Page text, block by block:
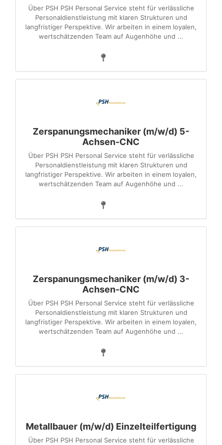
Über PSH PSH Personal Service steht für verlässliche
Personaldienstleistung mit klaren Strukturen und
langfristiger Perspektive. Wir arbeiten in einem loyalen,
wertschätzenden Team auf Augenhöhe und ...
Zerspanungsmechaniker (m/w/d) 5-
Achsen-CNC
Über PSH PSH Personal Service steht für verlässliche
Personaldienstleistung mit klaren Strukturen und
langfristiger Perspektive. Wir arbeiten in einem loyalen,
wertschätzenden Team auf Augenhöhe und ...
Zerspanungsmechaniker (m/w/d) 3-
Achsen-CNC
Über PSH PSH Personal Service steht für verlässliche
Personaldienstleistung mit klaren Strukturen und
langfristiger Perspektive. Wir arbeiten in einem loyalen,
wertschätzenden Team auf Augenhöhe und ...
Metallbauer (m/w/d) Einzelteilfertigung
Über PSH PSH Personal Service steht für verlässliche